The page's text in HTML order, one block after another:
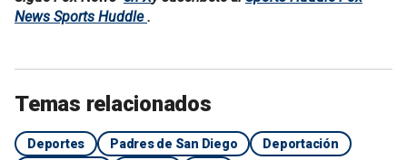
News Sports Huddle.
Temas relacionados
Deportes Padres de San Diego
Deportación